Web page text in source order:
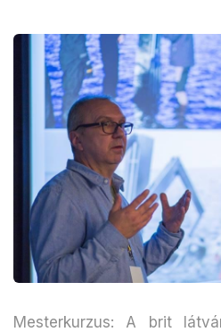
Mesterkurzus: A brit